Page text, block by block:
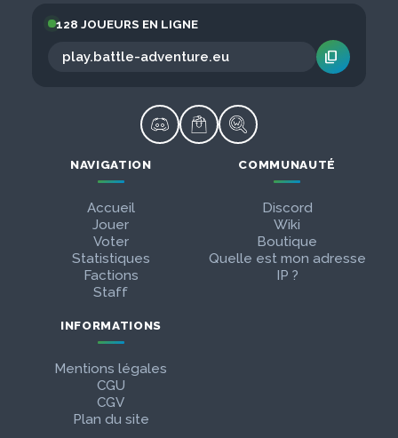
128 JOUEURS EN LIGNE
content_copy
NAVIGATION
Accueil
Jouer
Voter
Statistiques
Factions
Staff
COMMUNAUTÉ
Discord
Wiki
Boutique
Quelle est mon adresse
IP ?
INFORMATIONS
Mentions légales
CGU
CGV
Plan du site